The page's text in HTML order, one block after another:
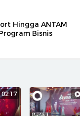
Hingga ANTAM
Bisnis
02:17